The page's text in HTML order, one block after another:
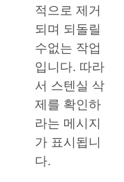
적으로 제거
되며 되돌릴
수없는 작업
입니다. 따라
서 스텐실 삭
제를 확인하
라는 메시지
가 표시됩니
다.